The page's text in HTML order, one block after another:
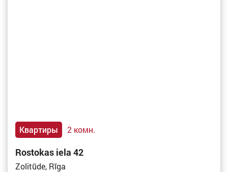
Квартиры 2 комн.
Rostokas iela 42
Zolitūde, Rīga